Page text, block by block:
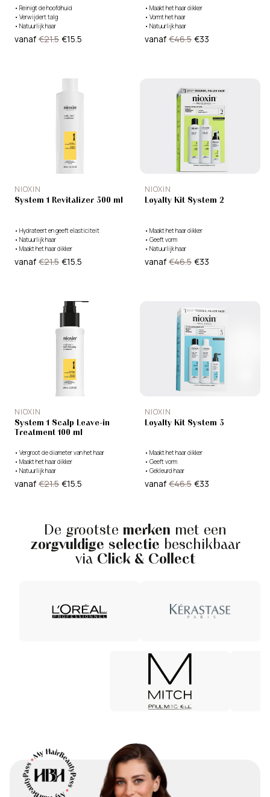
• Reinigt de hoofdhuid
• Verwijdert talg
• Natuurlijk haar
vanaf €21.5 €15.5
• Maakt het haar dikker
• Vormt het haar
• Natuurlijk haar
vanaf €46.5 €33
NIOXIN
System 1 Revitalizer 300 ml
• Hydrateert en geeft elasticiteit
• Natuurlijk haar
• Maakt het haar dikker
vanaf €21.5 €15.5
NIOXIN
Loyalty Kit System 2
• Maakt het haar dikker
• Geeft vorm
• Natuurlijk haar
vanaf €46.5 €33
NIOXIN
System 1 Scalp Leave-in
Treatment 100 ml
• Vergroot de diameter van het haar
• Maakt het haar dikker
• Natuurlijk haar
vanaf €21.5 €15.5
NIOXIN
Loyalty Kit System 3
• Maakt het haar dikker
• Geeft vorm
• Gekleurd haar
vanaf €46.5 €33
De grootste merken met een
zorgvuldige selectie beschikbaar
via Click & Collect